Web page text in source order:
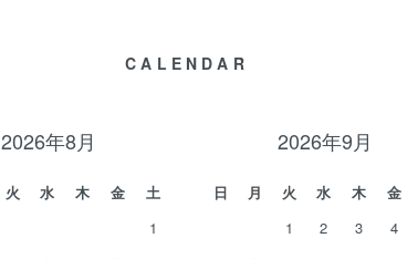
CALENDAR
2026年8月
火 水 木 金
土
1
2026年9月
日 月 火 水 木
金
1
2 3
4